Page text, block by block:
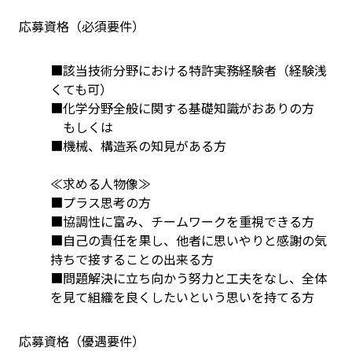
応募資格（必須要件）
■該当技術分野における特許実務経験者（経験浅
くても可）
■化学分野全般に関する基礎知識がおありの方
もしくは
■機械、構造系の知見がある方
≪求める人物像≫
■プラス思考の方
■協調性に富み、チームワークを重視できる方
■自己の責任を果し、他者に思いやりと感謝の気
持ちで接することの出来る方
■問題解決に立ち向かう努力と工夫をなし、全体
を見て組織を良くしたいという思いを持てる方
応募資格（優遇要件）